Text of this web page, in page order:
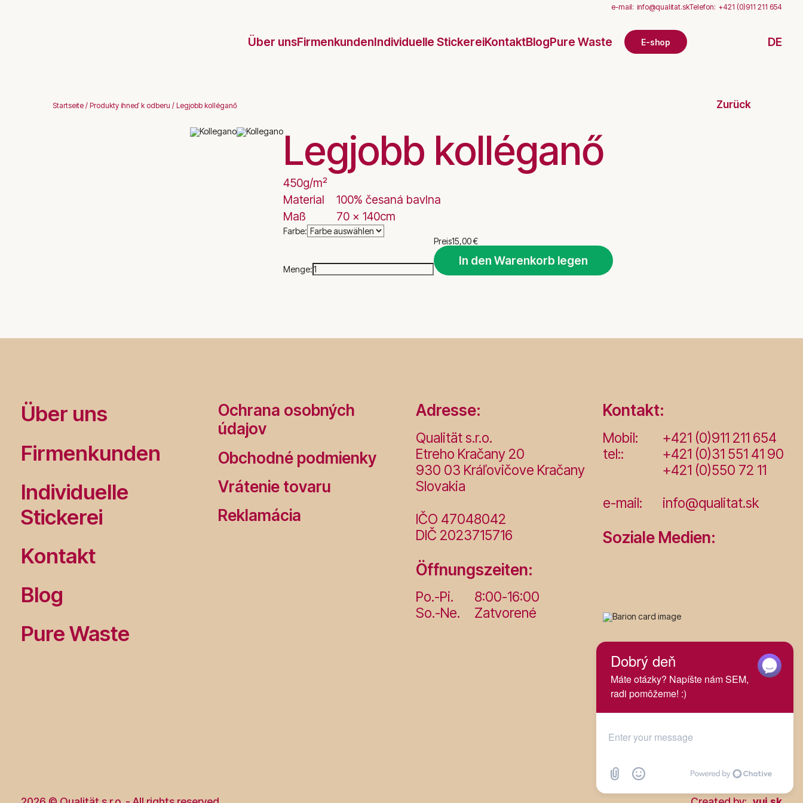
Über unsFirmenkundenIndividuelle StickereiKontaktBlogPure Waste E-shop DE
e-mail: info@qualitat.skTelefon: +421 (0)911 211 654
Startseite / Produkty ihneď k odberu / Legjobb kolléganő Zurück
Legjobb kolléganő
450g/m²
Material
100% česaná bavlna
Maß
70 x 140cm
Farbe:
Menge:
Preis15,00 €
In den Warenkorb legen
Über uns
Firmenkunden
Individuelle
Stickerei
Kontakt
Blog
Pure Waste
Ochrana osobných
údajov
Obchodné podmienky
Vrátenie tovaru
Reklamácia
Adresse:
Qualität s.r.o.
Etreho Kračany 20
930 03 Kráľovičove Kračany
Slovakia
IČO 47048042
DIČ 2023715716
Öffnungszeiten:
Po.-Pi.
8:00-16:00
So.-Ne.
Zatvorené
Kontakt:
Mobil:
+421 (0)911 211 654
tel::
+421 (0)31 551 41 90
+421 (0)550 72 11
e-mail:
info@qualitat.sk
Soziale Medien:
Začať chat!